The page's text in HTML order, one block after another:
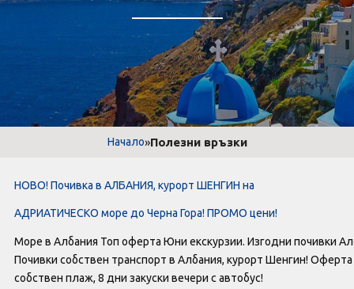
ТУРЦИЯ
LAST MINUTE оферти
Оферти За Нова Година
Септемврийски Празници
Начало»Полезни връзки
НОВО! Почивка в АЛБАНИЯ, курорт ШЕНГИН на
АДРИАТИЧЕСКО море до Черна Гора! ПРОМО цени!
Море в Албания Топ оферта Юни екскурзии. Изгодни почивки
Почивки собствен транспорт в Албания, курорт Шенгин!
собствен плаж, 8 дни закуски вечери с автобус!